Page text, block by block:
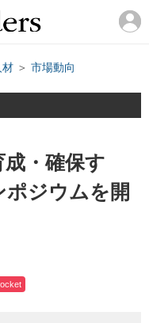
材 ＞ 市場動向
・確保す
ジウムを開